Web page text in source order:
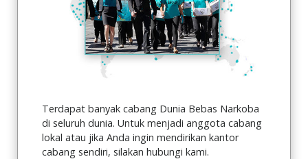
Terdapat banyak cabang Dunia Bebas Narkoba
di seluruh dunia. Untuk menjadi anggota cabang
lokal atau jika Anda ingin mendirikan kantor
cabang sendiri, silakan hubungi kami.